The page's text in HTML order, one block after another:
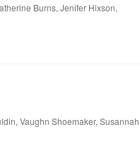
Burns, Jenifer Hixson,
Vaughn Shoemaker, Susannah